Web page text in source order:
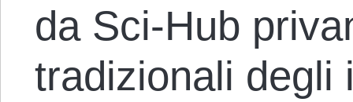
da Sci-Hub
tradizionali degli